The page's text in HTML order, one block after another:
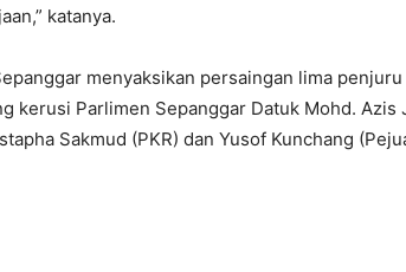
katanya.
menyaksikan persaingan lima
kerusi Parlimen Sepanggar Datuk Mohd. Azis
Sakmud (PKR) dan Yusof Kunchang